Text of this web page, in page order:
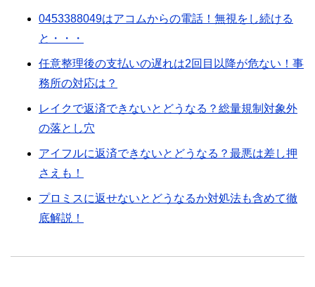
0453388049はアコムからの電話！無視をし続ける
と・・・
任意整理後の支払いの遅れは2回目以降が危ない！事
務所の対応は？
レイクで返済できないとどうなる？総量規制対象外
の落とし穴
アイフルに返済できないとどうなる？最悪は差し押
さえも！
プロミスに返せないとどうなるか対処法も含めて徹
底解説！